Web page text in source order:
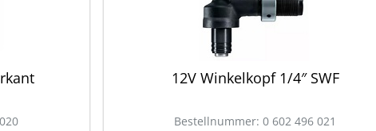
12V Winkelkopf 1/4″ SWF
Bestellnummer: 0 602 496 021